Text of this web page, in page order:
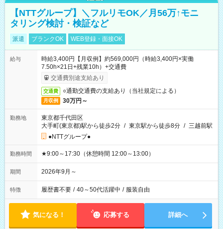
【NTTグループ】＼フルリモOK／月56万↑モニ
タリング検討・検証など
派遣 ブランクOK WEB登録・面接OK
給与
時給3,400円【月収例】約569,000円（時給3,400円×実働
7.50h×21日+残業10h）+交通費
交通費別途支給あり
交通費 ○通勤交通費の支給あり（当社規定による）
月収例 30万円～
勤務地
東京都千代田区
大手町(東京都)駅から徒歩2分 / 東京駅から徒歩8分 / 三越前駅
●NTTグループ●
勤務時間 ★9:00～17:30（休憩時間 12:00～13:00）
期間 2026年9月～
特徴 履歴書不要 / 40～50代活躍中 / 服装自由
気になる！ 応募する 詳細へ